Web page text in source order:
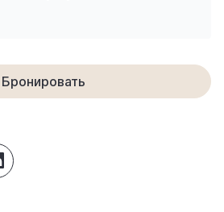
Бронировать